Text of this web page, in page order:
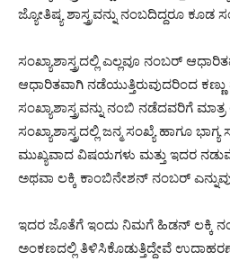
ಜ್ಯೋತಿಷ್ಯ ಶಾಸ್ತ್ರವನ್ನು ನಂಬದಿದ್ದರೂ ಕೂಡ
ಸಂಖ್ಯಾಶಾಸ್ತ್ರದಲ್ಲಿ ಎಲ್ಲವೂ ನಂಬರ್
ಆಧಾರಿತವಾಗಿ ನಡೆಯುತ್ತಿರುವುದರಿಂದ ಕಣ್ಣು
ಸಂಖ್ಯಾಶಾಸ್ತ್ರವನ್ನು ನಂಬಿ ನಡೆದವರಿಗೆ
ಸಂಖ್ಯಾಶಾಸ್ತ್ರದಲ್ಲಿ ಜನ್ಮ ಸಂಖ್ಯೆ ಹಾಗೂ
ಮುಖ್ಯವಾದ ವಿಷಯಗಳು ಮತ್ತು ಇದರ ನಡುವೆ
ಅಥವಾ ಲಕ್ಕಿ ಕಾಂಬಿನೇಶನ್ ನಂಬರ್
ಇದರ ಜೊತೆಗೆ ಇಂದು ನಿಮಗೆ ಹಿಡನ್ ಲಕ್ಕಿ
ಅಂಕಣದಲ್ಲಿ ತಿಳಿಸಿಕೊಡುತ್ತಿದ್ದೇವೆ